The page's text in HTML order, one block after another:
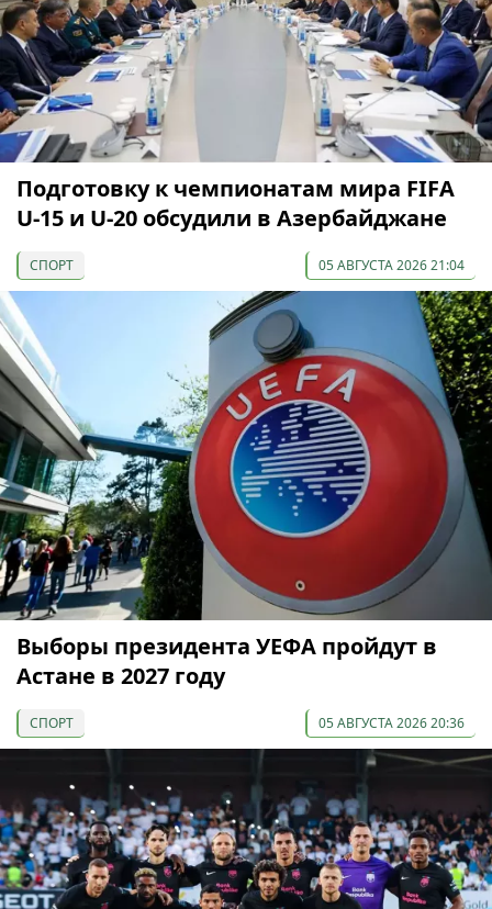
Подготовку к чемпионатам мира FIFA
U-15 и U-20 обсудили в Азербайджане
СПОРТ 05 АВГУСТА 2026 21:04
Выборы президента УЕФА пройдут в
Астане в 2027 году
СПОРТ 05 АВГУСТА 2026 20:36